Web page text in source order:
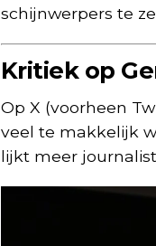
schijnwerpers te
Kritiek op
Op X (voorheen
veel te makkelijk
lijkt meer journalist